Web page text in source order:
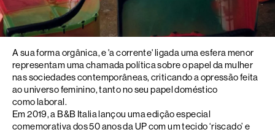
A sua forma orgânica, e 'a corrente' ligada uma esfera menor
representam uma chamada política sobre o papel da mulher
nas sociedades contemporâneas, criticando a opressão feita
ao universo feminino, tanto no seu papel doméstico
como laboral.
Em 2019, a B&B Italia lançou uma edição especial
comemorativa dos 50 anos da UP com um tecido ‘riscado’ e